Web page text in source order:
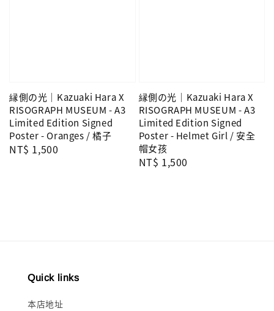
縁側の光｜Kazuaki Hara X
RISOGRAPH MUSEUM - A3
Limited Edition Signed
Poster - Oranges / 橘子
Regular
NT$ 1,500
縁側の光｜Kazuaki Hara X
RISOGRAPH MUSEUM - A3
Limited Edition Signed
Poster - Helmet Girl / 安全
帽女孩
Regular
NT$ 1,500
Quick links
本店地址